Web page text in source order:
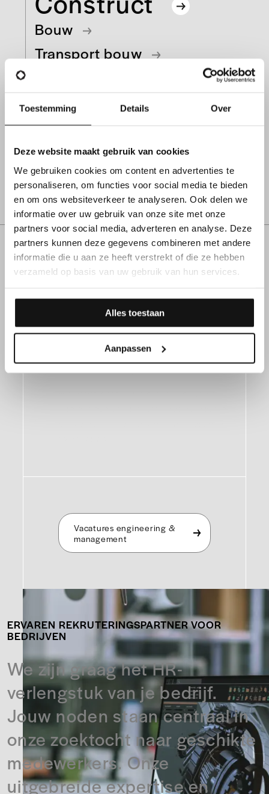
Toestemming Details Over
Deze website maakt gebruik van cookies
We gebruiken cookies om content en advertenties te
personaliseren, om functies voor social media te bieden
en om ons websiteverkeer te analyseren. Ook delen we
informatie over uw gebruik van onze site met onze
partners voor social media, adverteren en analyse. Deze
partners kunnen deze gegevens combineren met andere
informatie die u aan ze heeft verstrekt of die ze hebben
verzameld op basis van uw gebruik van hun services.
Alles toestaan
Aanpassen
Bouw
Transport bouw
Elektricien
Magazijnier
Alle construct vacatures
Ingenieur of
manager?
Vacatures engineering &
management
ERVAREN REKRUTERINGSPARTNER VOOR
BEDRIJVEN
We zijn graag het HR-
verlengstuk van je bedrijf.
Jouw noden staan centraal in
onze zoektocht naar geschikte
medewerkers. Onze
uitgebreide expertise en